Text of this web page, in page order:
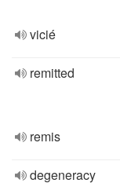
vicié
remitted
remis
degeneracy